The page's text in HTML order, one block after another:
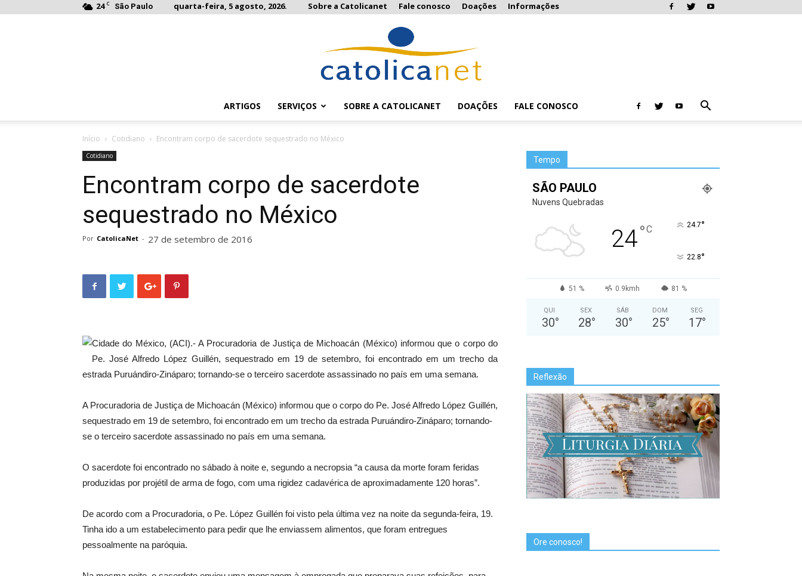
24 C São Paulo quarta-feira, 5 agosto, 2026. Sobre a Catolicanet Fale conosco Doações Informações
ARTIGOS SERVIÇOS SOBRE A CATOLICANET DOAÇÕES FALE CONOSCO
Início Cotidiano Encontram corpo de sacerdote sequestrado no México
Cotidiano
Encontram corpo de sacerdote
sequestrado no México
Por CatolicaNet - 27 de setembro de 2016
Cidade do México, (ACI).- A Procuradoria de Justiça de Michoacán (México) informou que o corpo do
Pe. José Alfredo López Guillén, sequestrado em 19 de setembro, foi encontrado em um trecho da
estrada Puruándiro-Zináparo; tornando-se o terceiro sacerdote assassinado no país em uma semana.
A Procuradoria de Justiça de Michoacán (México) informou que o corpo do Pe. José Alfredo López Guillén,
sequestrado em 19 de setembro, foi encontrado em um trecho da estrada Puruándiro-Zináparo; tornando-
se o terceiro sacerdote assassinado no país em uma semana.
O sacerdote foi encontrado no sábado à noite e, segundo a necropsia “a causa da morte foram feridas
produzidas por projétil de arma de fogo, com uma rigidez cadavérica de aproximadamente 120 horas”.
De acordo com a Procuradoria, o Pe. López Guillén foi visto pela última vez na noite da segunda-feira, 19.
Tinha ido a um estabelecimento para pedir que lhe enviassem alimentos, que foram entregues
pessoalmente na paróquia.
Tempo
SÃO PAULO
Nuvens Quebradas
24°C 24.7°
22.8°
51 % 0.9kmh 81 %
QUI
30°
SEX
28°
SÁB
30°
DOM
25°
SEG
17°
Reflexão
Ore conosco!